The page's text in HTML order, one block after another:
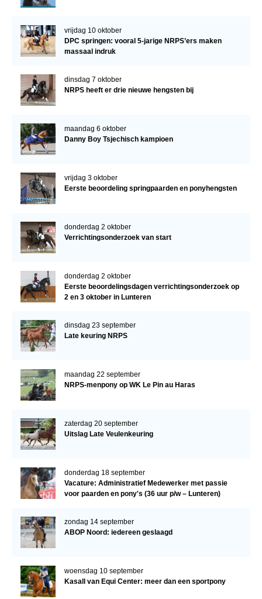
vrijdag 10 oktober
DPC springen: vooral 5-jarige NRPS’ers maken
massaal indruk
dinsdag 7 oktober
NRPS heeft er drie nieuwe hengsten bij
maandag 6 oktober
Danny Boy Tsjechisch kampioen
vrijdag 3 oktober
Eerste beoordeling springpaarden en ponyhengsten
donderdag 2 oktober
Verrichtingsonderzoek van start
donderdag 2 oktober
Eerste beoordelingsdagen verrichtingsonderzoek op
2 en 3 oktober in Lunteren
dinsdag 23 september
Late keuring NRPS
maandag 22 september
NRPS-menpony op WK Le Pin au Haras
zaterdag 20 september
Uitslag Late Veulenkeuring
donderdag 18 september
Vacature: Administratief Medewerker met passie
voor paarden en pony's (36 uur p/w – Lunteren)
zondag 14 september
ABOP Noord: iedereen geslaagd
woensdag 10 september
Kasall van Equi Center: meer dan een sportpony